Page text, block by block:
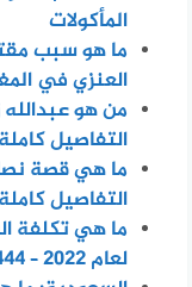
المأكولات
ما هو سبب
العنزي في
من هو عبدالله
التفاصيل كاملة
ما هي قصة
التفاصيل كاملة
ما هي تكلفة
لعام 2022 – 1444؟!